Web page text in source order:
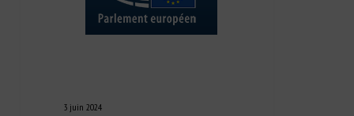
3 juin 2024